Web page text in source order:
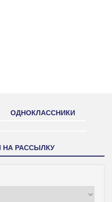
ОДНОКЛАССНИКИ
НА РАССЫЛКУ